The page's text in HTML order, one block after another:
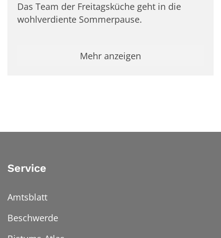
Das Team der Freitagsküche geht in die
wohlverdiente Sommerpause.
Mehr anzeigen
Service
Amtsblatt
Beschwerde